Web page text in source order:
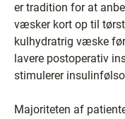
er tradition for at
væsker kort op til
kulhydratrig væske
lavere postoperativ
stimulerer
Majoriteten af